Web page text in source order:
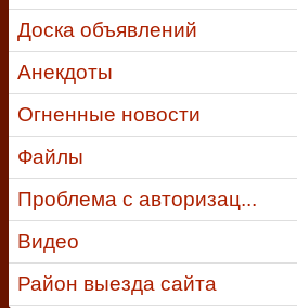
Доска объявлений
Анекдоты
Огненные новости
Файлы
Проблема с авторизац...
Видео
Район выезда сайта